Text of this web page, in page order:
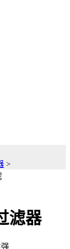
>
滤器